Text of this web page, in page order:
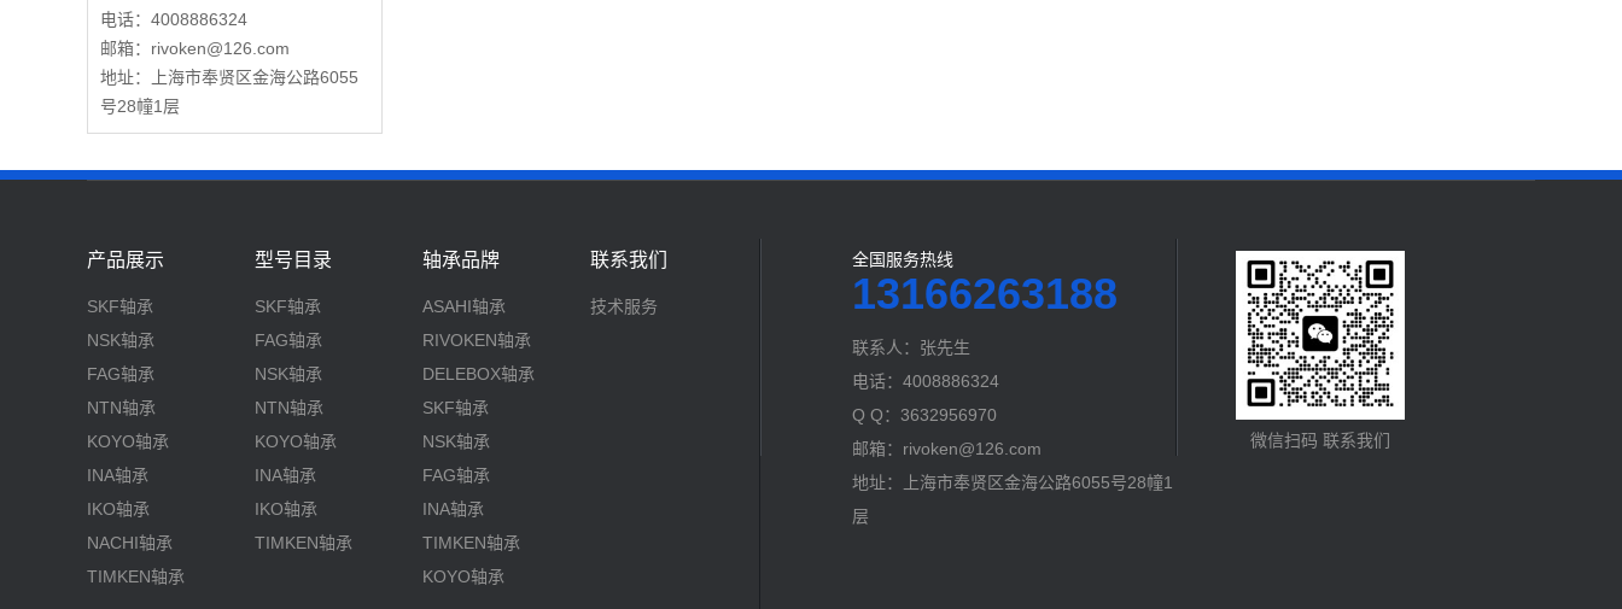
电话：4008886324
邮箱：rivoken@126.com
地址：上海市奉贤区金海公路6055
号28幢1层
产品展示
SKF轴承
NSK轴承
FAG轴承
NTN轴承
KOYO轴承
INA轴承
IKO轴承
NACHI轴承
TIMKEN轴承
型号目录
SKF轴承
FAG轴承
NSK轴承
NTN轴承
KOYO轴承
INA轴承
IKO轴承
TIMKEN轴承
轴承品牌
ASAHI轴承
RIVOKEN轴承
DELEBOX轴承
SKF轴承
NSK轴承
FAG轴承
INA轴承
TIMKEN轴承
KOYO轴承
联系我们
技术服务
全国服务热线
13166263188
联系人：张先生
电话：4008886324
Q Q：3632956970
邮箱：rivoken@126.com
地址：上海市奉贤区金海公路6055号28幢1
层
微信扫码 联系我们